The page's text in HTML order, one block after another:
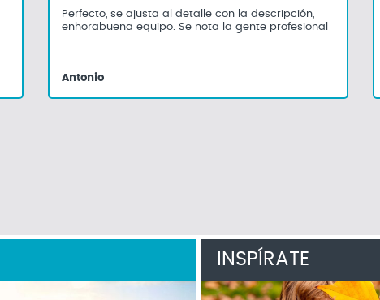
Perfecto, se ajusta al detalle con la descripción,
enhorabuena equipo. Se nota la gente profesional
Antonio
INSPÍRATE